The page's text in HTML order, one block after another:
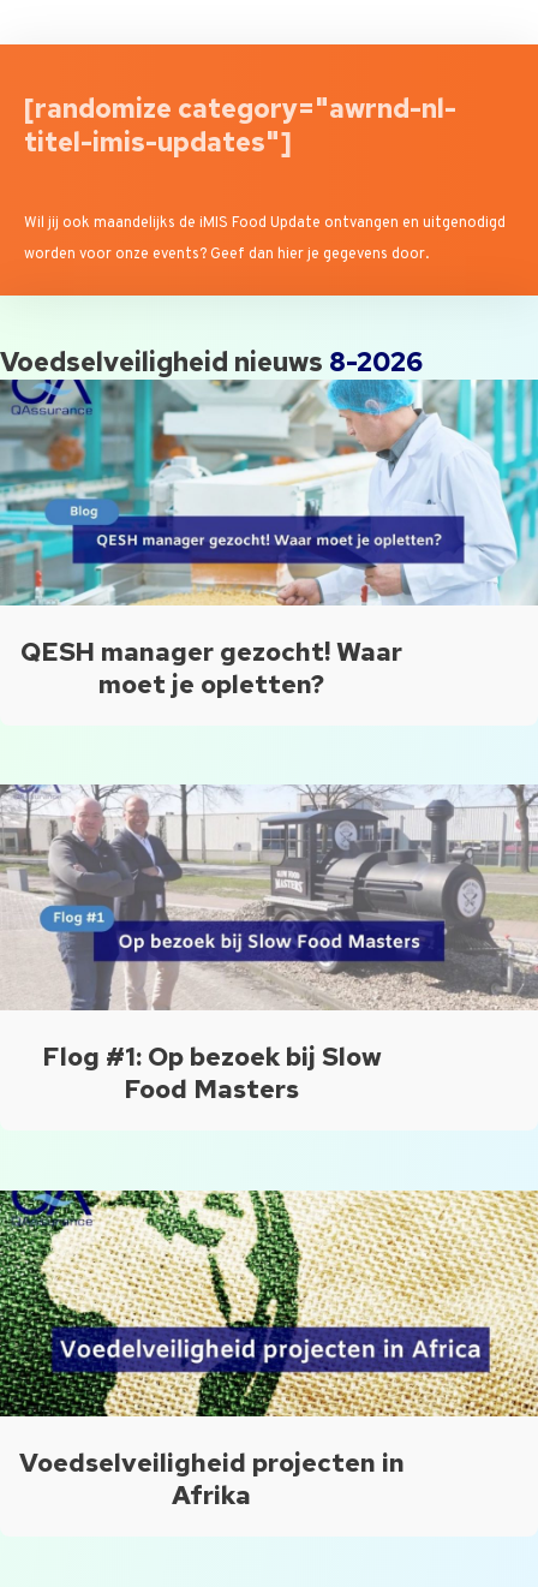
[randomize category="awrnd-nl-
titel-imis-updates"]
Wil jij ook maandelijks de iMIS Food Update ontvangen en uitgenodigd
worden voor onze events? Geef dan hier je gegevens door.
Voedselveiligheid nieuws 8-2026
QESH manager gezocht! Waar
moet je opletten?
Flog #1: Op bezoek bij Slow
Food Masters
Voedselveiligheid projecten in
Afrika